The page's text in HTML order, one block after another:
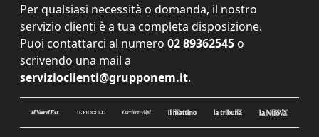
Per qualsiasi necessità o domanda, il nostro
servizio clienti è a tua completa disposizione.
Puoi contattarci al numero 02 89362545 o
scrivendo una mail a
servizioclienti@grupponem.it.